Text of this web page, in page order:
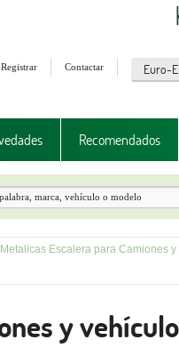
Contactar
Recomendados
Escalera para Camiones
y